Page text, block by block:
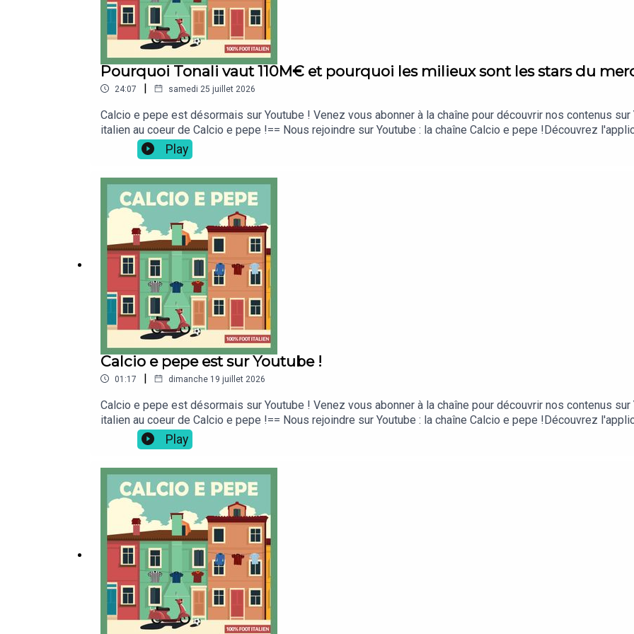
Pourquoi Tonali vaut 110M€ et pourquoi les milieux sont les stars du
24:07 | samedi 25 juillet 2026
Calcio e pepe est désormais sur Youtube ! Venez vous abonner à la chaîne pour découvrir nos contenus
italien au coeur de Calcio e pepe !== Nous rejoindre sur Youtube : la chaîne Calcio e pepe !Découvrez
ta culture foot ! Elle est disponible ici sur iOS et ici sur Android.== Plus d'infos sur le site https://
mettre 5 étoiles ⭐⭐⭐⭐⭐ sur Apple Podcasts et aussi sur Spotify !Pourquoi Tonali vaut aujourd'hui près
Deezer ... mais aussi sur Podcast Addict, Youtube, via flux rss...Et n'oubliez pas notre site internet :
podcast "Prolongation" qui vous propose des entretiens avec les acteurs du football : joueurs, entraîneurs,
physiques, responsables data...
Play
Calcio e pepe est sur Youtube !
01:17 | dimanche 19 juillet 2026
Calcio e pepe est désormais sur Youtube ! Venez vous abonner à la chaîne pour découvrir nos contenus
italien au coeur de Calcio e pepe !== Nous rejoindre sur Youtube : la chaîne Calcio e pepe !Découvrez
ta culture foot ! Elle est disponible ici sur iOS et ici sur Android.== Plus d'infos sur le site https://
mettre 5 étoiles ⭐⭐⭐⭐⭐ sur Apple Podcasts et aussi sur Spotify et à vous abonner sur Youtube !==
Play